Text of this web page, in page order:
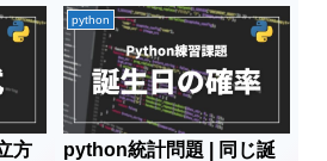
方
python
python統計問題 | 同じ誕